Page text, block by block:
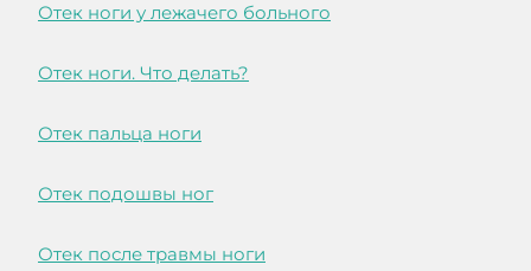
Отек ноги у лежачего больного
Отек ноги. Что делать?
Отек пальца ноги
Отек подошвы ног
Отек после травмы ноги